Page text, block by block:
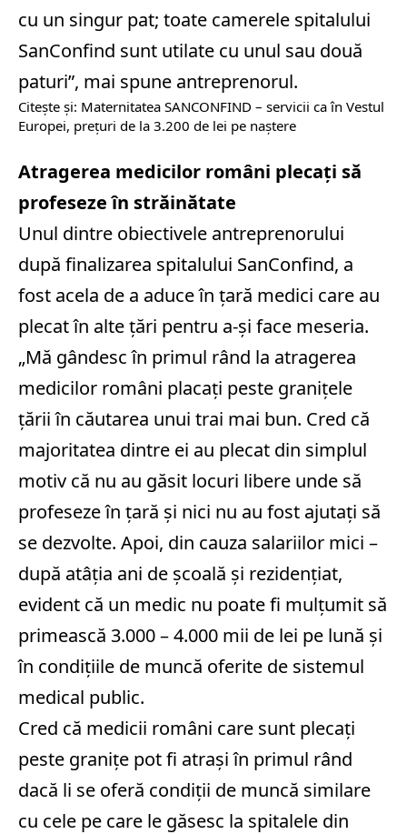
cu un singur pat; toate camerele spitalului
SanConfind sunt utilate cu unul sau două
paturi”, mai spune antreprenorul.
Citeşte şi: Maternitatea SANCONFIND – servicii ca în Vestul
Europei, preţuri de la 3.200 de lei pe naștere
Atragerea medicilor români plecaţi să
profeseze în străinătate
Unul dintre obiectivele antreprenorului
după finalizarea spitalului SanConfind, a
fost acela de a aduce în ţară medici care au
plecat în alte ţări pentru a-şi face meseria.
„Mă gândesc în primul rând la atragerea
medicilor români placați peste granițele
țării în căutarea unui trai mai bun. Cred că
majoritatea dintre ei au plecat din simplul
motiv că nu au găsit locuri libere unde să
profeseze în țară și nici nu au fost ajutați să
se dezvolte. Apoi, din cauza salariilor mici –
după atâția ani de școală și rezidențiat,
evident că un medic nu poate fi mulțumit să
primească 3.000 – 4.000 mii de lei pe lună și
în condițiile de muncă oferite de sistemul
medical public.
Cred că medicii români care sunt plecați
peste granițe pot fi atrași în primul rând
dacă li se oferă condiții de muncă similare
cu cele pe care le găsesc la spitalele din